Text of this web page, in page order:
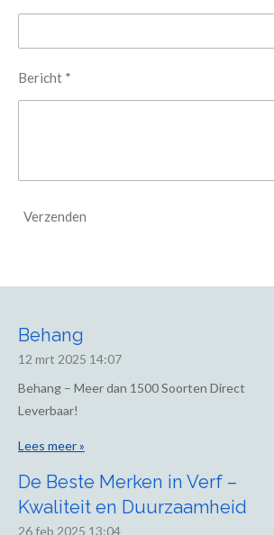
Bericht *
Verzenden
Behang
12 mrt 2025 14:07
Behang – Meer dan 1500 Soorten Direct
Leverbaar!
Lees meer »
De Beste Merken in Verf –
Kwaliteit en Duurzaamheid
26 feb 2025 13:04